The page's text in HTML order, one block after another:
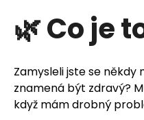
🌿 Co je
Zamysleli jste se
znamená být zdravý?
když mám drobný
t
ř
e
b